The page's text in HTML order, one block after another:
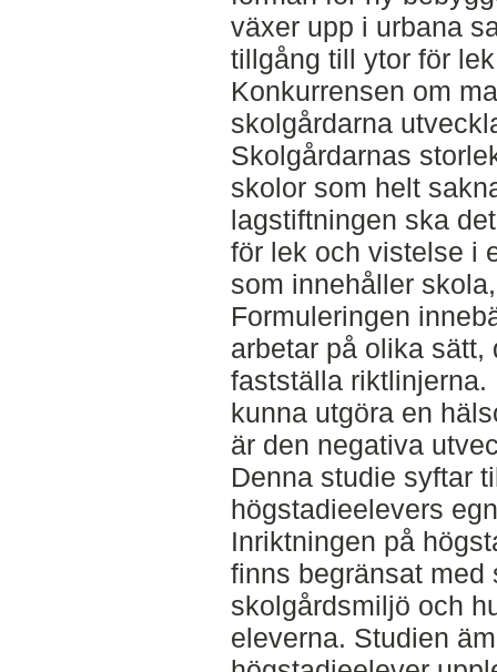
växer upp i urbana
tillgång till ytor för
Konkurrensen om
skolgårdarna
Skolgårdarnas
skolor som helt
lagstiftningen ska
för lek och vistelse i
som innehåller
Formuleringen
arbetar på olika
fastställa
kunna utgöra en
är den negativa
Denna studie syftar
högstadieelevers
Inriktningen på
finns begränsat med
skolgårdsmiljö och
eleverna. Studien